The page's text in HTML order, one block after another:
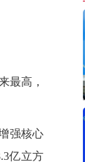
最高，
强核心
亿立方